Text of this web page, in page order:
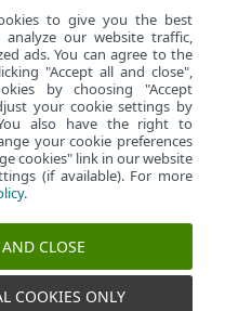
to give you the best
analyze our website traffic,
ads. You can agree to the
"Accept all and close",
by choosing "Accept
your cookie settings by
also have the right to
your cookie preferences
cookies" link in our website
(if available). For more
.
CLOSE
COOKIES ONLY